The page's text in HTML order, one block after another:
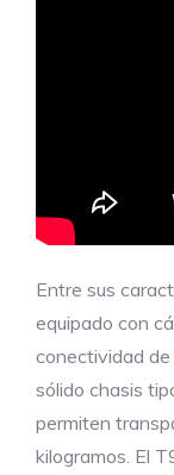
Entre sus
equipado con
conectividad de
sólido chasis
permiten
kilogramos. El